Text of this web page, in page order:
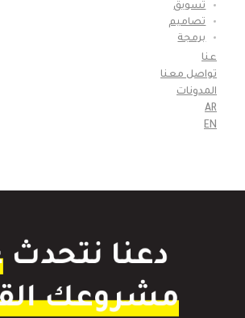
تسويق
تصاميم
برمجة
عنا
تواصل معنا
المدونات
AR
EN
دعنا نتحدث
مشروعك